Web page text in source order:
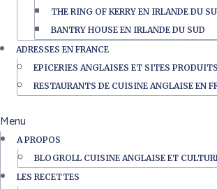
THE RING OF KERRY EN IRLANDE DU
BANTRY HOUSE EN IRLANDE DU SUD
ADRESSES EN FRANCE
EPICERIES ANGLAISES ET SITES
RESTAURANTS DE CUISINE ANGLAISE EN
Menu
A PROPOS
BLOGROLL CUISINE ANGLAISE ET
LES RECETTES